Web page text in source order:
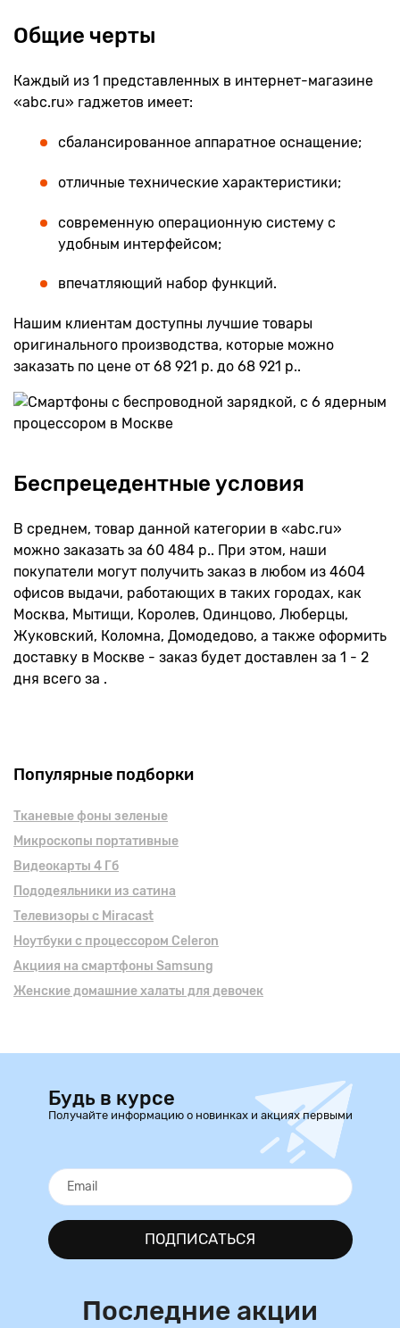
Общие черты
Каждый из 1 представленных в интернет-магазине
«abc.ru» гаджетов имеет:
сбалансированное аппаратное оснащение;
отличные технические характеристики;
современную операционную систему с
удобным интерфейсом;
впечатляющий набор функций.
Нашим клиентам доступны лучшие товары
оригинального производства, которые можно
заказать по цене от 68 921 р. до 68 921 р..
Беспрецедентные условия
В среднем, товар данной категории в «abc.ru»
можно заказать за 60 484 р.. При этом, наши
покупатели могут получить заказ в любом из 4604
офисов выдачи, работающих в таких городах, как
Москва, Мытищи, Королев, Одинцово, Люберцы,
Жуковский, Коломна, Домодедово, а также оформить
доставку в Москве - заказ будет доставлен за 1 - 2
дня всего за .
Популярные подборки
Тканевые фоны зеленые
Микроскопы портативные
Видеокарты 4 Гб
Пододеяльники из сатина
Телевизоры с Miracast
Ноутбуки с процессором Celeron
Акциия на смартфоны Samsung
Женские домашние халаты для девочек
Будь в курсе
Получайте информацию о новинках и акциях первыми
ПОДПИСАТЬСЯ
Последние акции